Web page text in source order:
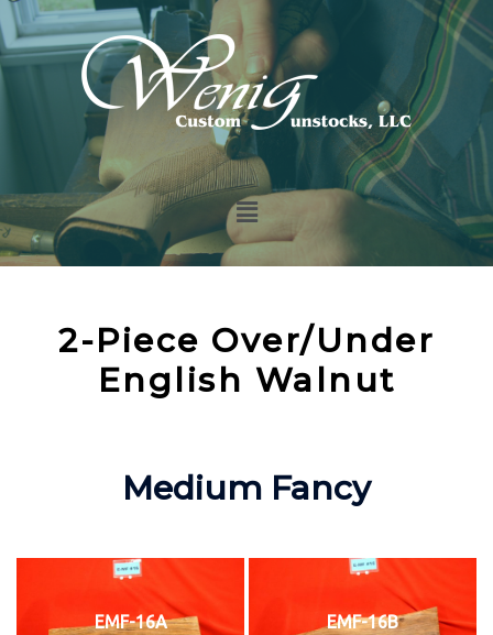
2-Piece Over/Under
English Walnut
Medium Fancy
EMF-16A EMF-16B